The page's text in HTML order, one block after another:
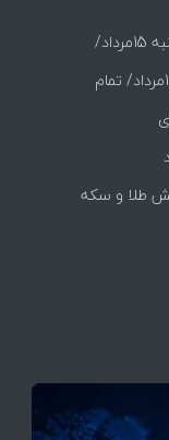
قیمت طلا، دلار و سکه امروز پنجشنبه 15مرداد/
قیمت طلا و سکه امروز پنجشنبه 15مرداد/ تمام
طلا و سکه